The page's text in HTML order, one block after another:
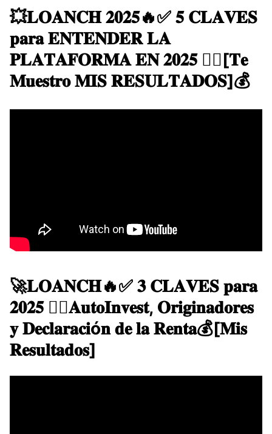
💥​𝐋𝐎𝐀𝐍𝐂𝐇 𝟐𝟎𝟐𝟓🔥✅ 𝟓 𝐂𝐋𝐀𝐕𝐄𝐒
𝐩𝐚𝐫𝐚 𝐄𝐍𝐓𝐄𝐍𝐃𝐄𝐑 𝐋𝐀
𝐏𝐋𝐀𝐓𝐀𝐅𝐎𝐑𝐌𝐀 𝐄𝐍 𝟐𝟎𝟐𝟓 👍🏼[𝐓𝐞
𝐌𝐮𝐞𝐬𝐭𝐫𝐨 𝐌𝐈𝐒 𝐑𝐄𝐒𝐔𝐋𝐓𝐀𝐃𝐎𝐒]💰
🚀​​𝐋𝐎𝐀𝐍𝐂𝐇🔥✅ 𝟑 𝐂𝐋𝐀𝐕𝐄𝐒 𝐩𝐚𝐫𝐚
𝟐𝟎𝟐𝟓 👍🏼𝐀𝐮𝐭𝐨𝐈𝐧𝐯𝐞𝐬𝐭, 𝐎𝐫𝐢𝐠𝐢𝐧𝐚𝐝𝐨𝐫𝐞𝐬
𝐲 𝐃𝐞𝐜𝐥𝐚𝐫𝐚𝐜𝐢ó𝐧 𝐝𝐞 𝐥𝐚 𝐑𝐞𝐧𝐭𝐚💰[𝐌𝐢𝐬
𝐑𝐞𝐬𝐮𝐥𝐭𝐚𝐝𝐨𝐬]